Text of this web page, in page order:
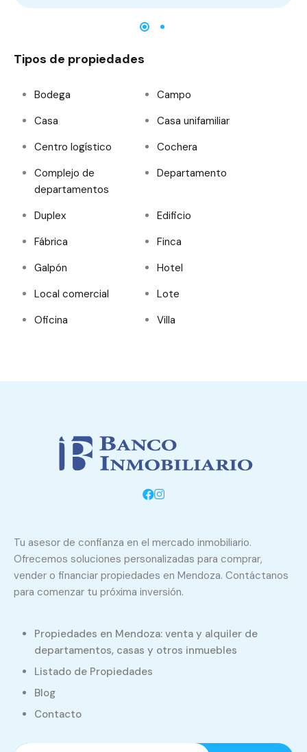
Tipos de propiedades
Bodega
Campo
Casa
Casa unifamiliar
Centro logístico
Cochera
Complejo de
departamentos
Departamento
Duplex
Edificio
Fábrica
Finca
Galpón
Hotel
Local comercial
Lote
Oficina
Villa
Tu asesor de confianza en el mercado inmobiliario.
Ofrecemos soluciones personalizadas para comprar,
vender o financiar propiedades en Mendoza. Contáctanos
para comenzar tu próxima inversión.
Propiedades en Mendoza: venta y alquiler de
departamentos, casas y otros inmuebles
Listado de Propiedades
Blog
Contacto